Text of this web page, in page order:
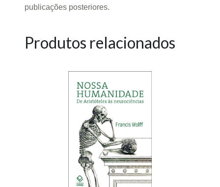
publicações posteriores.
Produtos relacionados